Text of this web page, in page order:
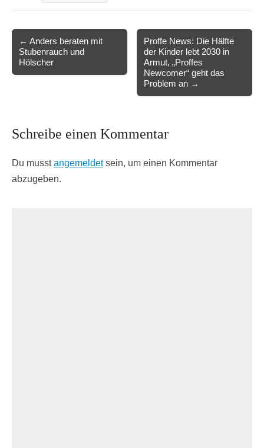
navigation
← Anders beraten mit
Stubenrauch und
Hölscher
Proffe News: Die Hälfte
der Kinder lebt 2030 in
Armut, „Proffes
Newcomer“ geht das
Problem an →
Schreibe einen Kommentar
Du musstangemeldetsein, um einen Kommentar
abzugeben.